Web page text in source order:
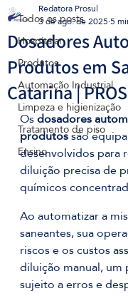
Todos os posts
Hospitalar
Produtos
Automação Industrial
Limpeza e higienização
Tratamento de piso
Ensino
Dosadores
Produtos em
Catarina |
Redatora Prosul
3 de ago. de 20255
Os dosadores
produtos são
desenvolvidos para
diluição precisa de
químicos
Ao automatizar a
saneantes, sua
riscos e os custos
diluição manual, um
sujeito a erros e